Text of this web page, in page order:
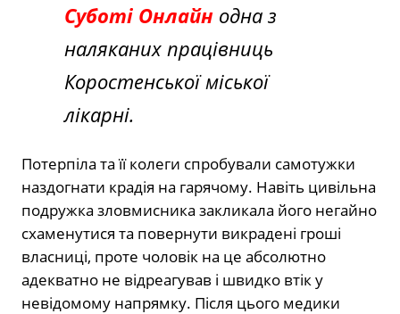
Суботі Онлайн одна з
наляканих працівниць
Коростенської міської
лікарні.
Потерпіла та її колеги спробували самотужки
наздогнати крадія на гарячому. Навіть цивільна
подружка зловмисника закликала його негайно
схаменутися та повернути викрадені гроші
власниці, проте чоловік на це абсолютно
адекватно не відреагував і швидко втік у
невідомому напрямку. Після цього медики